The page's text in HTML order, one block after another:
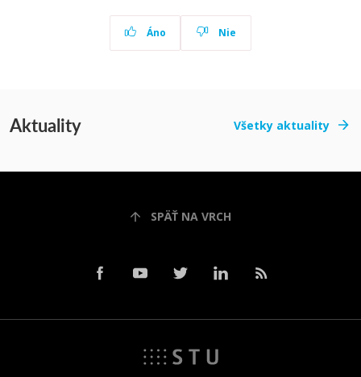
Áno Nie
Aktuality Všetky aktuality
SPÄŤ NA VRCH